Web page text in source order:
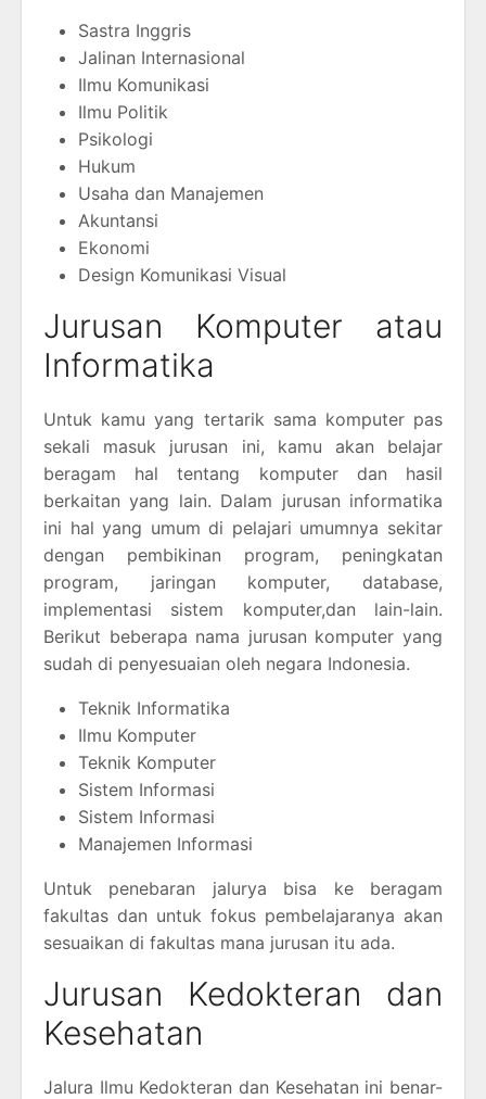
Sastra Inggris
Jalinan Internasional
Ilmu Komunikasi
Ilmu Politik
Psikologi
Hukum
Usaha dan Manajemen
Akuntansi
Ekonomi
Design Komunikasi Visual
Jurusan Komputer atau
Informatika
Untuk kamu yang tertarik sama komputer pas
sekali masuk jurusan ini, kamu akan belajar
beragam hal tentang komputer dan hasil
berkaitan yang lain. Dalam jurusan informatika
ini hal yang umum di pelajari umumnya sekitar
dengan pembikinan program, peningkatan
program, jaringan komputer, database,
implementasi sistem komputer,dan lain-lain.
Berikut beberapa nama jurusan komputer yang
sudah di penyesuaian oleh negara Indonesia.
Teknik Informatika
Ilmu Komputer
Teknik Komputer
Sistem Informasi
Sistem Informasi
Manajemen Informasi
Untuk penebaran jalurya bisa ke beragam
fakultas dan untuk fokus pembelajaranya akan
sesuaikan di fakultas mana jurusan itu ada.
Jurusan Kedokteran dan
Kesehatan
Jalura Ilmu Kedokteran dan Kesehatan ini benar-